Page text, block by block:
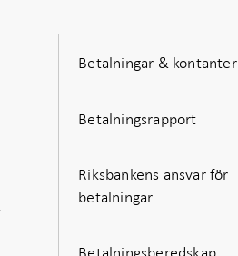
Betalningar & kontanter
Betalningsrapport
Riksbankens ansvar för
betalningar